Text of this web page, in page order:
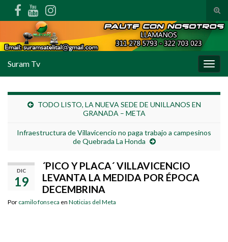
Suram Tv
TODO LISTO, LA NUEVA SEDE DE UNILLANOS EN
GRANADA – META
Infraestructura de Villavicencio no paga trabajo a campesinos
de Quebrada La Honda
DIC
19
´PICO Y PLACA´ VILLAVICENCIO
LEVANTA LA MEDIDA POR ÉPOCA
DECEMBRINA
Por camilo fonseca en Noticias del Meta